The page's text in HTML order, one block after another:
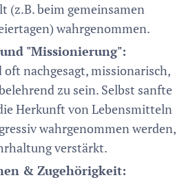
(z.B. beim gemeinsamen
wahrgenommen.
"Missionierung":
oft nachgesagt, missionarisch,
zu sein. Selbst sanfte
Herkunft von Lebensmitteln
wahrgenommen werden,
verstärkt.
& Zugehörigkeit: